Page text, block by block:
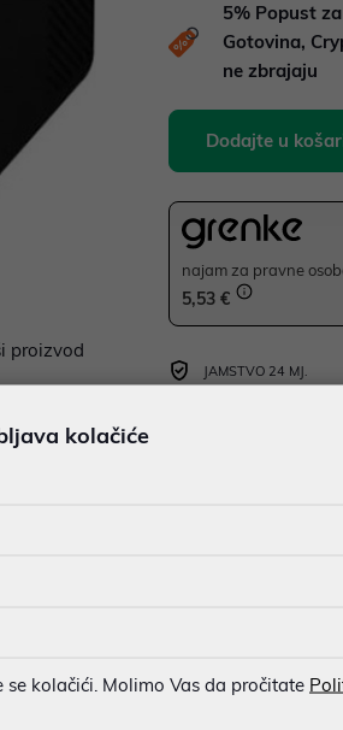
proizvod
5% Popust
Gotovina,
ne zbrajaju
Dodajte u
najam za pravne
5,53 €
JAMSTVO 24 MJ.
d.o.o. ne odgovara za eventualne
su ilustrativne prirode te ne moraju u
kolačiće
kolačići. Molimo Vas da pročitate